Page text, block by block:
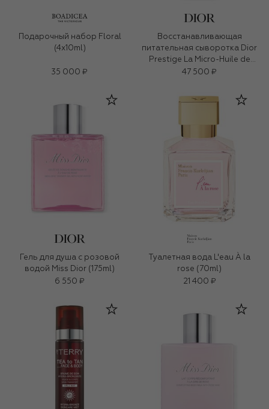
Подарочный набор Floral
(4x10ml)
35 000 ₽
Восстанавливающая
питательная сыворотка Dior
Prestige La Micro-Huile de
Rose (50ml)
47 500 ₽
Гель для душа с розовой
водой Miss Dior (175ml)
6 550 ₽
Туалетная вода L'eau À la
rose (70ml)
21 400 ₽